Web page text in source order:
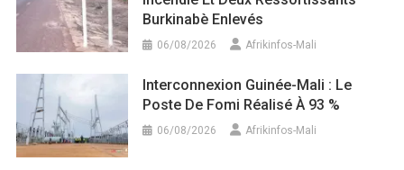
Burkinabè Enlevés
06/08/2026 Afrikinfos-Mali
Interconnexion Guinée-Mali : Le
Poste De Fomi Réalisé À 93 %
06/08/2026 Afrikinfos-Mali